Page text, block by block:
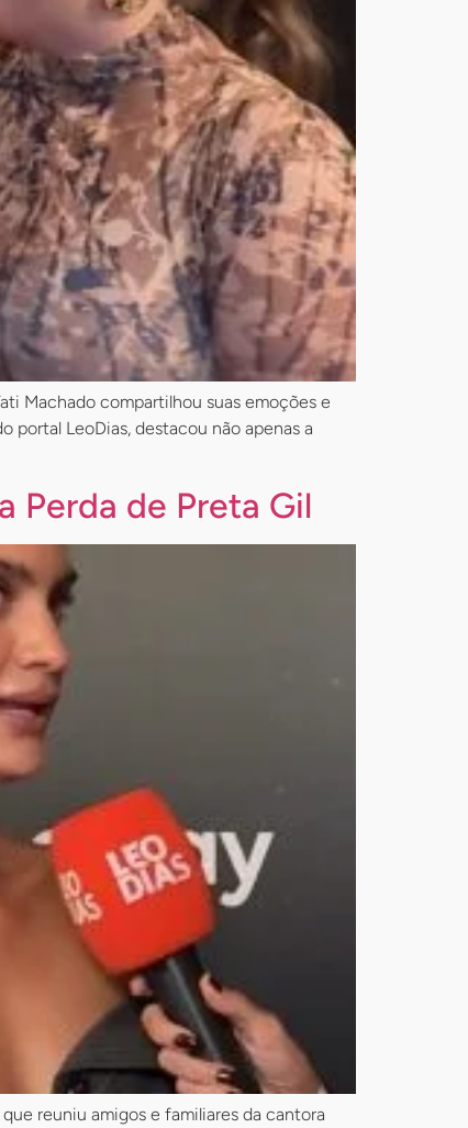
Machado compartilhou suas emoções e
portal LeoDias, destacou não apenas a
Perda de Preta Gil
reuniu amigos e familiares da cantora